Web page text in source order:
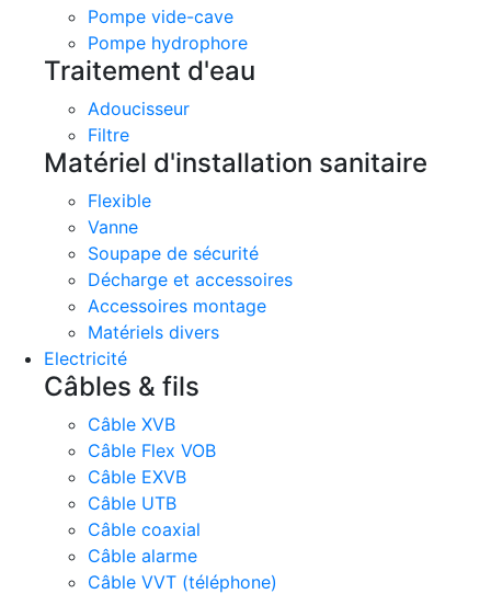
Pompe vide-cave
Pompe hydrophore
Traitement d'eau
Adoucisseur
Filtre
Matériel d'installation sanitaire
Flexible
Vanne
Soupape de sécurité
Décharge et accessoires
Accessoires montage
Matériels divers
Electricité
Câbles & fils
Câble XVB
Câble Flex VOB
Câble EXVB
Câble UTB
Câble coaxial
Câble alarme
Câble VVT (téléphone)